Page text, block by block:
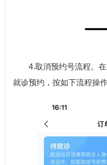
4.取消预约号流程。
就诊预约，按如下流程操作